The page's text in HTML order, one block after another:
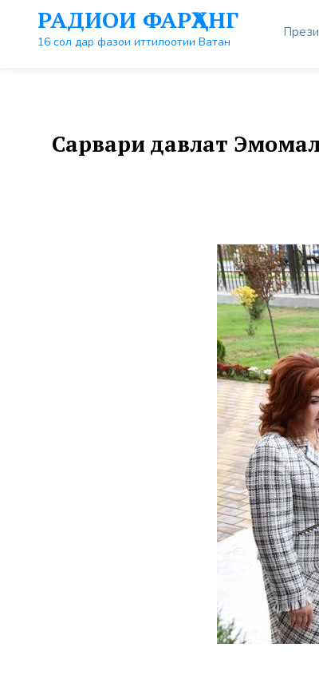
контенту
РАДИОИ ФАРҲАНГ
16 сол дар фазои иттилоотии Ватан
Сарвари давлат